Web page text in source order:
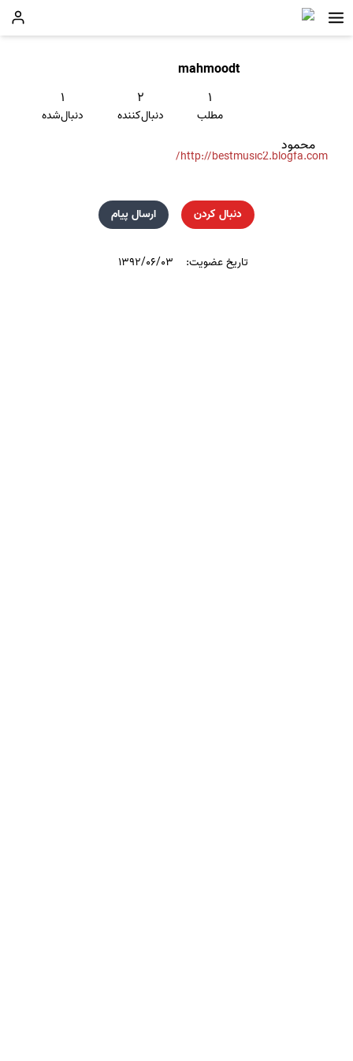
mahmoodt
۱
مطلب
۲
دنبال‌کننده
۱
دنبال‌شده
محمود
http://bestmusic2.blogfa.com/
دنبال کردن ارسال پیام
تاریخ عضویت: ۱۳۹۲/۰۶/۰۳